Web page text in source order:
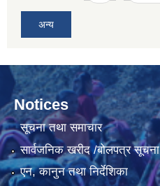
अन्य
Notices
सूचना तथा समाचार
सार्वजनिक खरीद /बोलपत्र सूचना
एन, कानुन तथा निर्देशिका